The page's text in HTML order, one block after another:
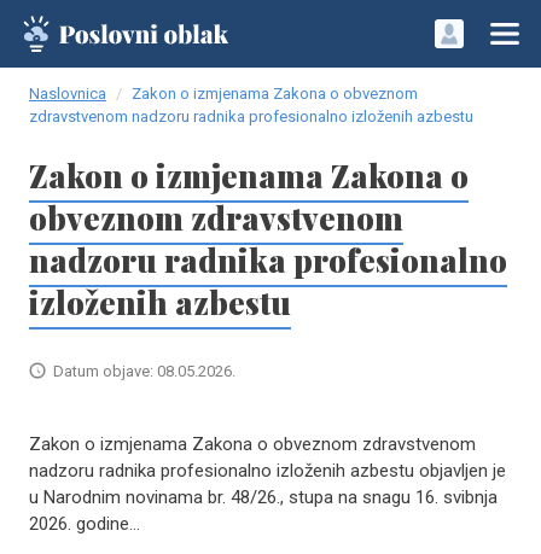
Naslovnica
Zakon o izmjenama Zakona o obveznom
zdravstvenom nadzoru radnika profesionalno izloženih azbestu
Zakon o izmjenama Zakona o
obveznom zdravstvenom
nadzoru radnika profesionalno
izloženih azbestu
Datum objave: 08.05.2026.
Zakon o izmjenama Zakona o obveznom zdravstvenom
nadzoru radnika profesionalno izloženih azbestu objavljen je
u Narodnim novinama br. 48/26., stupa na snagu 16. svibnja
2026. godine...